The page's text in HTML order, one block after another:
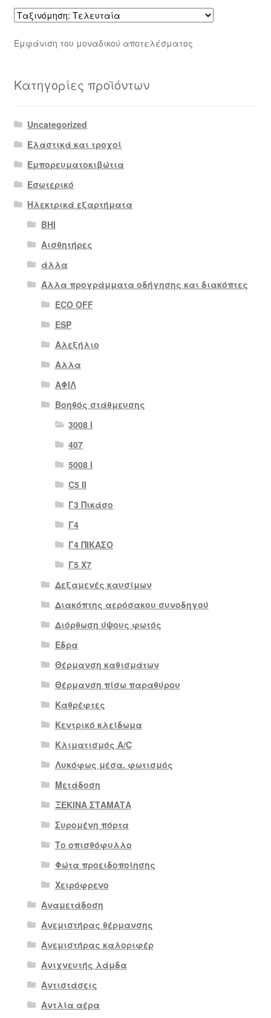
Εμφάνιση του μοναδικού αποτελέσματος
Κατηγορίες προϊόντων
Uncategorized
Ελαστικά και τροχοί
Εμπορευματοκιβώτια
Εσωτερικό
Ηλεκτρικά εξαρτήματα
BHI
Αισθητήρες
άλλα
Άλλα προγράμματα οδήγησης και διακόπτες
ECO OFF
ESP
Αλεξήλιο
Αλλα
ΑΦΙΛ
Βοηθός στάθμευσης
3008 Ι
407
5008 Ι
C5 II
Γ3 Πικάσο
Γ4
Γ4 ΠΙΚΑΣΟ
Γ5 Χ7
Δεξαμενές καυσίμων
Διακόπτης αερόσακου συνοδηγού
Διόρθωση ύψους φωτός
Εδρα
Θέρμανση καθισμάτων
Θέρμανση πίσω παραθύρου
Καθρέφτες
Κεντρικό κλείδωμα
Κλιματισμός A/C
Λυκόφως μέσα. φωτισμός
Μετάδοση
ΞΕΚΙΝΑ ΣΤΑΜΑΤΑ
Συρομένη πόρτα
Το οπισθόφυλλο
Φώτα προειδοποίησης
Χειρόφρενο
Αναμετάδοση
Ανεμιστήρας θέρμανσης
Ανεμιστήρας καλοριφέρ
Ανιχνευτής λάμδα
Αντιστάσεις
Αντλία αέρα